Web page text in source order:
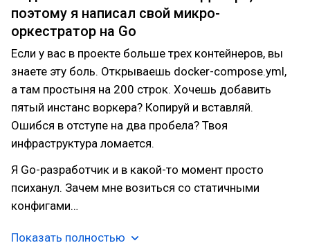
поэтому я написал свой микро-
оркестратор на Go
Если у вас в проекте больше трех контейнеров, вы
знаете эту боль. Открываешь docker-compose.yml,
а там простыня на 200 строк. Хочешь добавить
пятый инстанс воркера? Копируй и вставляй.
Ошибся в отступе на два пробела? Твоя
инфраструктура ломается.
Я Go-разработчик и в какой-то момент просто
психанул. Зачем мне возиться со статичными
конфигами…
Показать полностью